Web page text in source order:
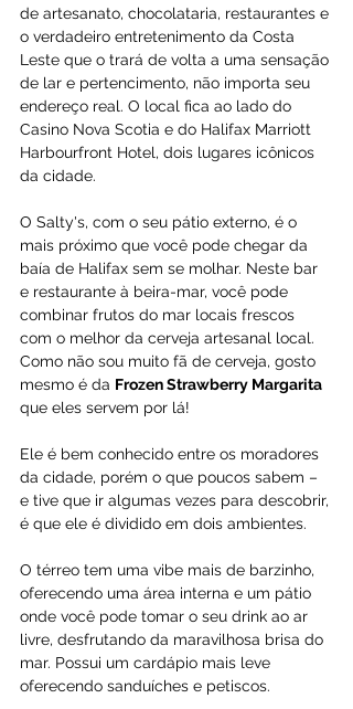
de artesanato, chocolataria, restaurantes e
o verdadeiro entretenimento da Costa
Leste que o trará de volta a uma sensação
de lar e pertencimento, não importa seu
endereço real. O local fica ao lado do
Casino Nova Scotia e do Halifax Marriott
Harbourfront Hotel, dois lugares icônicos
da cidade.
O Salty's, com o seu pátio externo, é o
mais próximo que você pode chegar da
baía de Halifax sem se molhar. Neste bar
e restaurante à beira-mar, você pode
combinar frutos do mar locais frescos
com o melhor da cerveja artesanal local.
Como não sou muito fã de cerveja, gosto
mesmo é da Frozen Strawberry Margarita
que eles servem por lá!
Ele é bem conhecido entre os moradores
da cidade, porém o que poucos sabem –
e tive que ir algumas vezes para descobrir,
é que ele é dividido em dois ambientes.
O térreo tem uma vibe mais de barzinho,
oferecendo uma área interna e um pátio
onde você pode tomar o seu drink ao ar
livre, desfrutando da maravilhosa brisa do
mar. Possui um cardápio mais leve
oferecendo sanduíches e petiscos.